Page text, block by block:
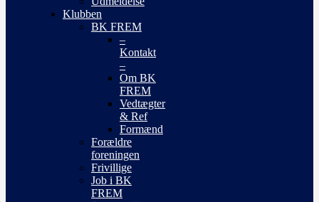
Klubben
BK FREM
–
Kontakt
–
Om BK
FREM
Vedtægter
& Ref
Formænd
Forældre
foreningen
Frivillige
Job i BK
FREM